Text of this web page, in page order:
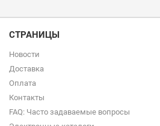
СТРАНИЦЫ
Новости
Доставка
Оплата
Контакты
FAQ: Часто задаваемые вопросы